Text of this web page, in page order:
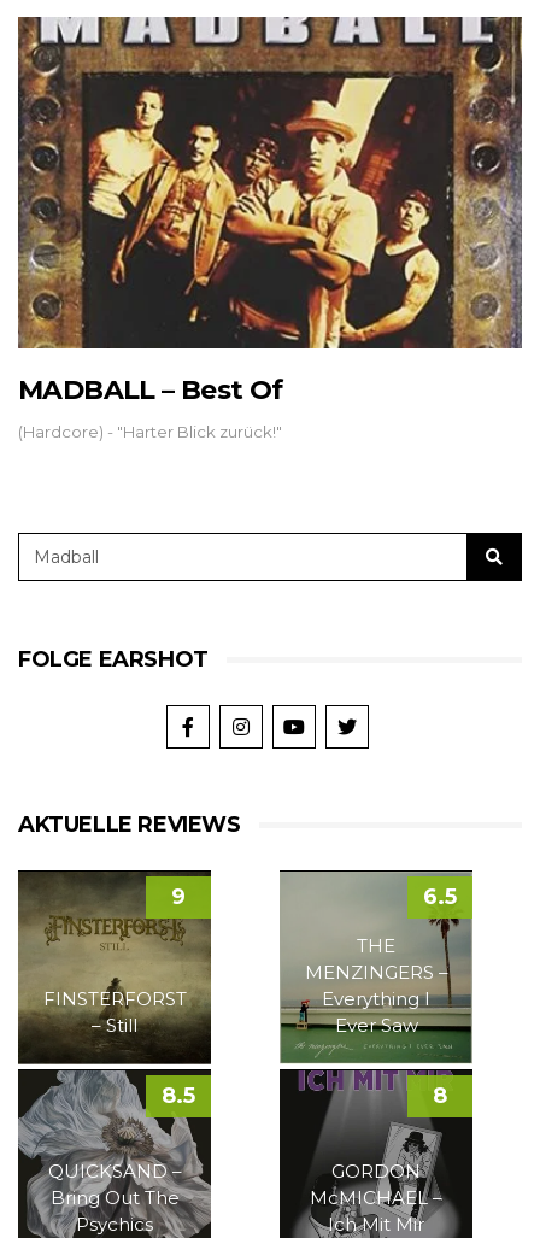
MADBALL – Best Of
(Hardcore) - "Harter Blick zurück!"
FOLGE EARSHOT
AKTUELLE REVIEWS
FINSTERFORST
– Still
9
THE
MENZINGERS –
Everything I
Ever Saw
6.5
QUICKSAND –
Bring Out The
Psychics
8.5
GORDON
McMICHAEL –
Ich Mit Mir
8